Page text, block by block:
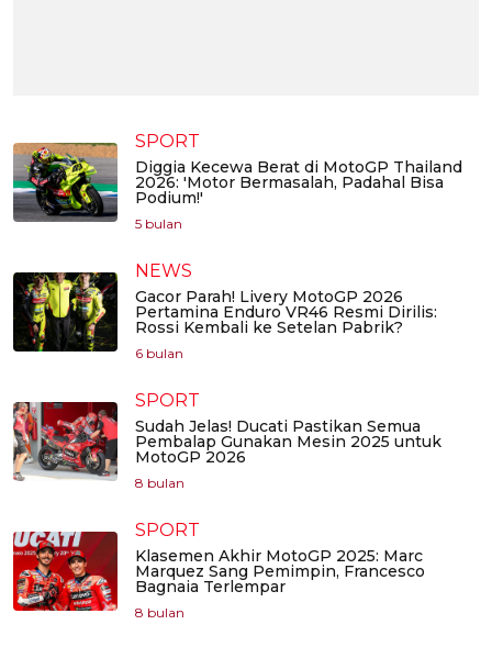
SPORT
Diggia Kecewa Berat di MotoGP Thailand
2026: 'Motor Bermasalah, Padahal Bisa
Podium!'
5 bulan
NEWS
Gacor Parah! Livery MotoGP 2026
Pertamina Enduro VR46 Resmi Dirilis:
Rossi Kembali ke Setelan Pabrik?
6 bulan
SPORT
Sudah Jelas! Ducati Pastikan Semua
Pembalap Gunakan Mesin 2025 untuk
MotoGP 2026
8 bulan
SPORT
Klasemen Akhir MotoGP 2025: Marc
Marquez Sang Pemimpin, Francesco
Bagnaia Terlempar
8 bulan